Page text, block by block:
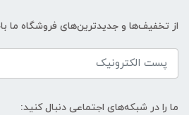
از تخفیف‌ها و جدیدترین‌های فروشگاه ما
ما را در شبکه‌های اجتماعی دنبال کنید: